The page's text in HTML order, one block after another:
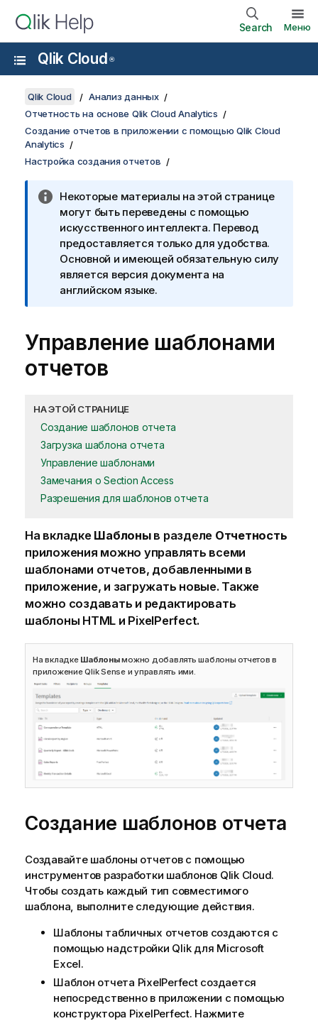
Search Меню
Qlik Cloud ®
Qlik Cloud
Анализ данных
Отчетность на основе Qlik Cloud Analytics
Создание отчетов в приложении с помощью Qlik Cloud
Analytics
Настройка создания отчетов
Некоторые материалы на этой странице
могут быть переведены с помощью
искусственного интеллекта. Перевод
предоставляется только для удобства.
Основной и имеющей обязательную силу
является версия документа на
английском языке.
Управление шаблонами
отчетов
НА ЭТОЙ СТРАНИЦЕ
Создание шаблонов отчета
Загрузка шаблона отчета
Управление шаблонами
Замечания о Section Access
Разрешения для шаблонов отчета
На вкладке Шаблоныв разделе Отчетность
приложения можно управлять всеми
шаблонами отчетов, добавленными в
приложение, и загружать новые. Также
можно создавать и редактировать
шаблоны HTML и PixelPerfect.
На вкладке Шаблоныможно добавлять шаблоны отчетов в
приложениеQlik Senseи управлять ими.
Создание шаблонов отчета
Создавайте шаблоны отчетов с помощью
инструментов разработки шаблонов Qlik Cloud.
Чтобы создать каждый тип совместимого
шаблона, выполните следующие действия.
Шаблоны табличных отчетов создаются с
помощью надстройки Qlikдля Microsoft
Excel.
Шаблон отчета PixelPerfectсоздается
непосредственно в приложении с помощью
конструктора PixelPerfect. Нажмите